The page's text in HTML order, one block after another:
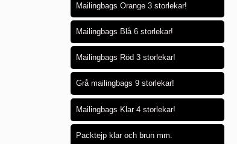
Mailingbags Orange 3 storlekar!
Mailingbags Blå 6 storlekar!
Mailingbags Röd 3 storlekar!
Grå mailingbags 9 storlekar!
Mailingbags Klar 4 storlekar!
Packtejp klar och brun mm.